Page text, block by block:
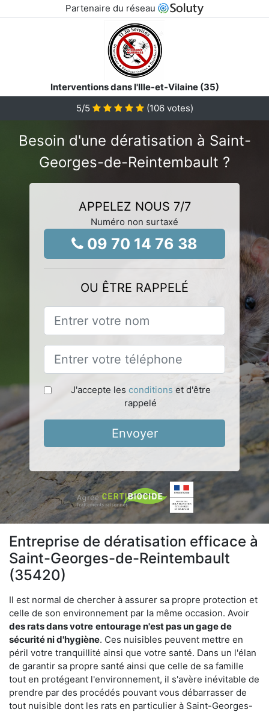
Partenaire du réseau
Interventions dans l'Ille-et-Vilaine (35)
5/5 (106votes)
Besoin d'une dératisation à Saint-
Georges-de-Reintembault ?
APPELEZ NOUS 7/7
Numéro non surtaxé
09 70 14 76 38
OU ÊTRE RAPPELÉ
J'accepte les conditions et d'être
rappelé
Envoyer
Entreprise de dératisation efficace à
Saint-Georges-de-Reintembault
(35420)
Il est normal de chercher à assurer sa propre protection et
celle de son environnement par la même occasion. Avoir
des rats dans votre entourage n'est pas un gage de
sécurité ni d'hygiène. Ces nuisibles peuvent mettre en
péril votre tranquillité ainsi que votre santé. Dans un l'élan
de garantir sa propre santé ainsi que celle de sa famille
tout en protégeant l'environnement, il s'avère inévitable de
prendre par des procédés pouvant vous débarrasser de
tout nuisible dont les rats en particulier à Saint-Georges-